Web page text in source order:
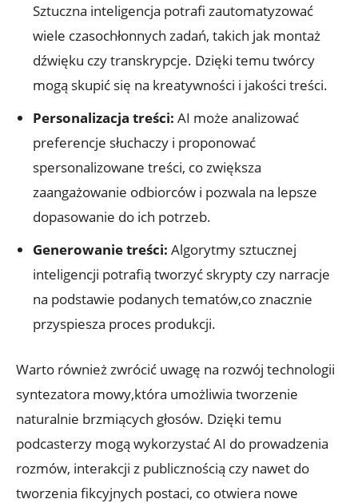
Sztuczna inteligencja potrafi zautomatyzować
wiele czasochłonnych zadań, takich jak montaż
dźwięku czy transkrypcje. Dzięki temu twórcy
mogą skupić się na kreatywności i jakości treści.
Personalizacja treści: AI może analizować
preferencje słuchaczy i proponować
spersonalizowane treści, co zwiększa
zaangażowanie odbiorców i pozwala na lepsze
dopasowanie do ich potrzeb.
Generowanie treści: Algorytmy sztucznej
inteligencji potrafią tworzyć skrypty czy narracje
na podstawie podanych tematów,co znacznie
przyspiesza proces produkcji.
Warto również zwrócić uwagę na rozwój technologii
syntezatora mowy,która umożliwia tworzenie
naturalnie brzmiących głosów. Dzięki temu
podcasterzy mogą wykorzystać AI do prowadzenia
rozmów, interakcji z publicznością czy nawet do
tworzenia fikcyjnych postaci, co otwiera nowe